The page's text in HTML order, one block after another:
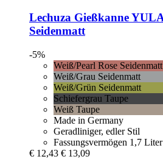
Lechuza Gießkanne
Seidenmatt
-5%
Weiß/Pearl Rose Seidenmatt
Weiß/Grau Seidenmatt
Weiß/Grün Seidenmatt
Schiefergrau Taupe
Weiß Taupe
Made in Germany
Geradliniger, edler Stil
Fassungsvermögen 1,7 Liter
€ 12,43 € 13,09